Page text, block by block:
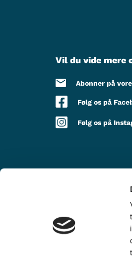
Vil du vide mere
Abonner på
Følg os på
Følg os på